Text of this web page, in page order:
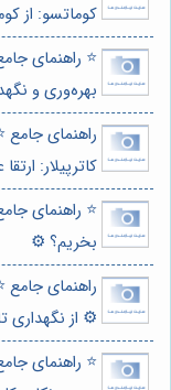
کوماتسو: از
⭐️ راهنمای
بهره‌وری و
راهنمای جامع
کاترپیلار:
⭐️ راهنمای
بخریم؟ ⚙️
راهنمای جامع
⚙️ از نگهداری
⭐️ راهنمای